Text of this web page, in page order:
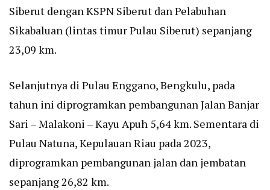
Siberut dengan KSPN Siberut dan Pelabuhan
Sikabaluan (lintas timur Pulau Siberut) sepanjang
23,09 km.
Selanjutnya di Pulau Enggano, Bengkulu, pada
tahun ini diprogramkan pembangunan Jalan Banjar
Sari – Malakoni – Kayu Apuh 5,64 km. Sementara di
Pulau Natuna, Kepulauan Riau pada 2023,
diprogramkan pembangunan jalan dan jembatan
sepanjang 26,82 km.